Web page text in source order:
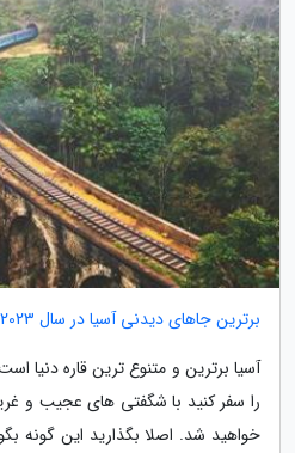
برترین جاهای دیدنی آسیا در سال 2023
آسیا برترین و متنوع ترین قاره دنیا
را سفر کنید با شگفتی های عجیب و
خواهید شد. اصلا بگذارید این گونه